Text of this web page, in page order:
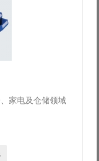
家电及仓储领域